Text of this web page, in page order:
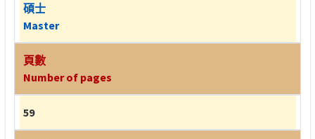
碩士
Master
頁數
Number of pages
59